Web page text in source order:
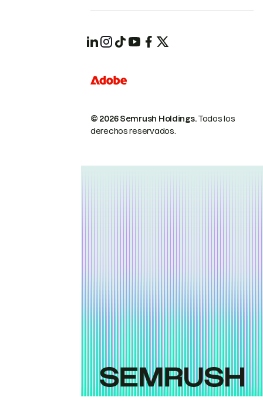
© 2026 Semrush Holdings.Todos los
derechos reservados.